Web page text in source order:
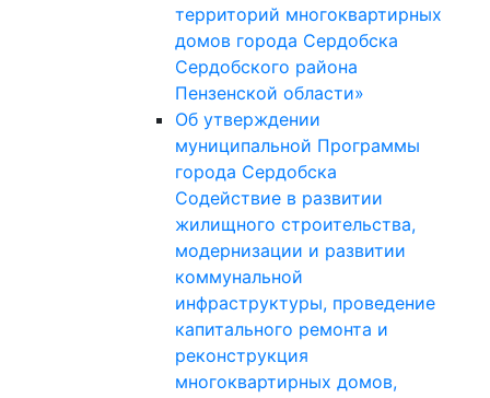
территорий многоквартирных
домов города Сердобска
Сердобского района
Пензенской области»
Об утверждении
муниципальной Программы
города Сердобска
Содействие в развитии
жилищного строительства,
модернизации и развитии
коммунальной
инфраструктуры, проведение
капитального ремонта и
реконструкция
многоквартирных домов,